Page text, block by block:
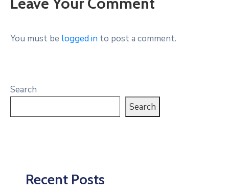
You must be logged in to post a comment.
Search
Search
Recent Posts